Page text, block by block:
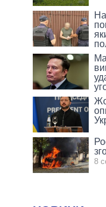
8